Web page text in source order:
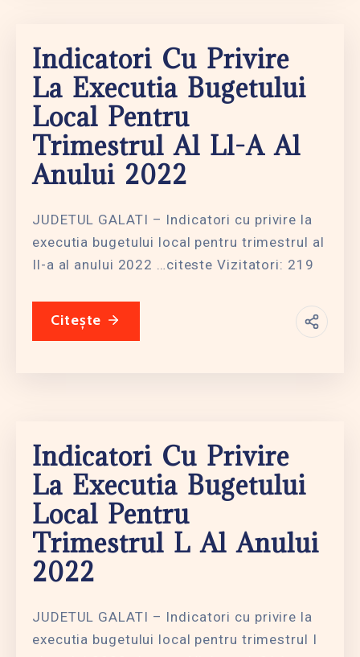
Indicatori Cu Privire
La Executia Bugetului
Local Pentru
Trimestrul Al Ll-A Al
Anului 2022
JUDETUL GALATI – Indicatori cu privire la
executia bugetului local pentru trimestrul al
Il-a al anului 2022 …citeste Vizitatori: 219
Citește
Indicatori Cu Privire
La Executia Bugetului
Local Pentru
Trimestrul L Al Anului
2022
JUDETUL GALATI – Indicatori cu privire la
executia bugetului local pentru trimestrul I